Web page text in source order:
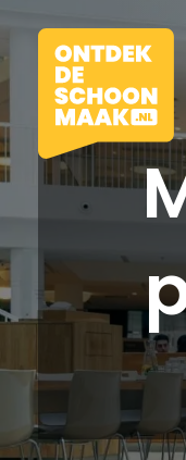
Vacatures
Beroepen
Opleidingen